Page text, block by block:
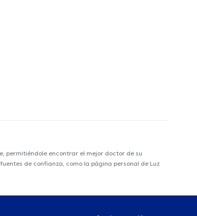
permitiéndole encontrar el mejor doctor de su
de confianza, como la página personal de Luz